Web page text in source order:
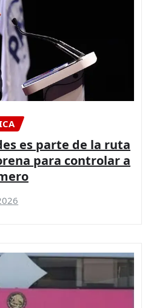
es parte de la ruta
para controlar a